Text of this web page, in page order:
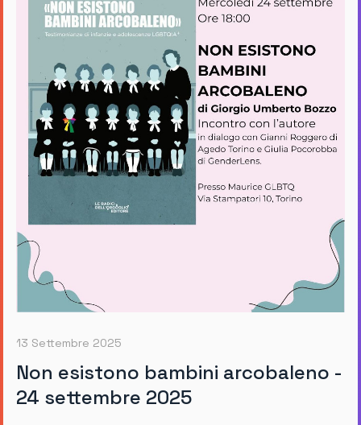
13 Settembre 2025
Non esistono bambini arcobaleno -
24 settembre 2025